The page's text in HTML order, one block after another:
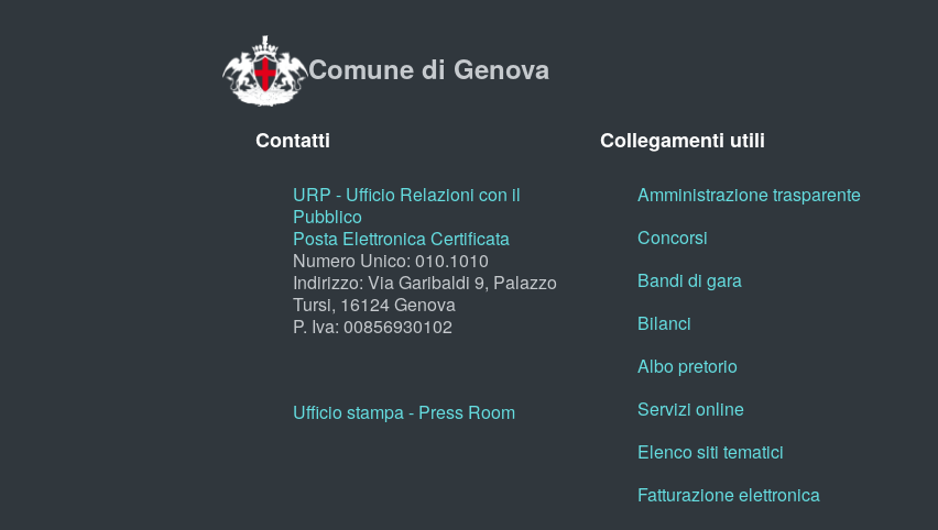
Comune di Genova
Contatti
URP - Ufficio Relazioni con il
Pubblico
Posta Elettronica Certificata
Numero Unico: 010.1010
Indirizzo: Via Garibaldi 9, Palazzo
Tursi, 16124 Genova
P. Iva: 00856930102
Ufficio stampa - Press Room
Collegamenti utili
Amministrazione trasparente
Concorsi
Bandi di gara
Bilanci
Albo pretorio
Servizi online
Elenco siti tematici
Fatturazione elettronica